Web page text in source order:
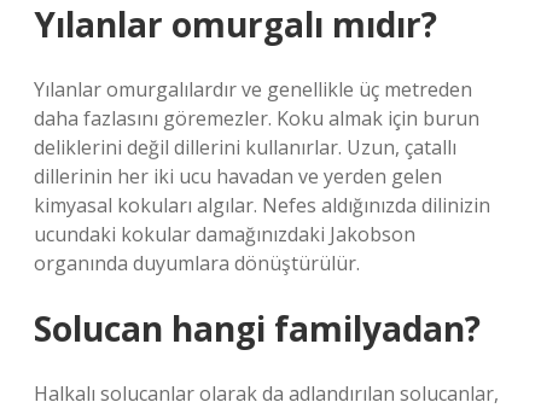
Yılanlar omurgalı mıdır?
Yılanlar omurgalılardır ve genellikle üç metreden
daha fazlasını göremezler. Koku almak için burun
deliklerini değil dillerini kullanırlar. Uzun, çatallı
dillerinin her iki ucu havadan ve yerden gelen
kimyasal kokuları algılar. Nefes aldığınızda dilinizin
ucundaki kokular damağınızdaki Jakobson
organında duyumlara dönüştürülür.
Solucan hangi familyadan?
Halkalı solucanlar olarak da adlandırılan solucanlar,